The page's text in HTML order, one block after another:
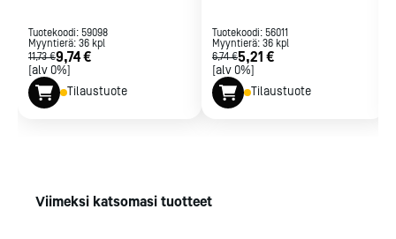
Tuotekoodi: 59098
Myyntierä: 36 kpl
11,73 €9,74 €
[alv 0%]
Tilaustuote
Tuotekoodi: 56011
Myyntierä: 36 kpl
6,74 €5,21 €
[alv 0%]
Tilaustuote
Viimeksi katsomasi tuotteet